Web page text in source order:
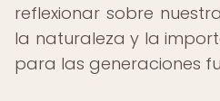
reflexionar sobre
la naturaleza y la
para las generaciones